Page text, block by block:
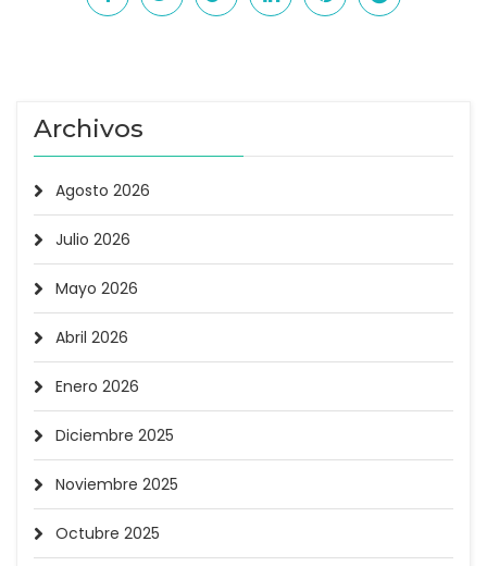
Archivos
Agosto 2026
Julio 2026
Mayo 2026
Abril 2026
Enero 2026
Diciembre 2025
Noviembre 2025
Octubre 2025